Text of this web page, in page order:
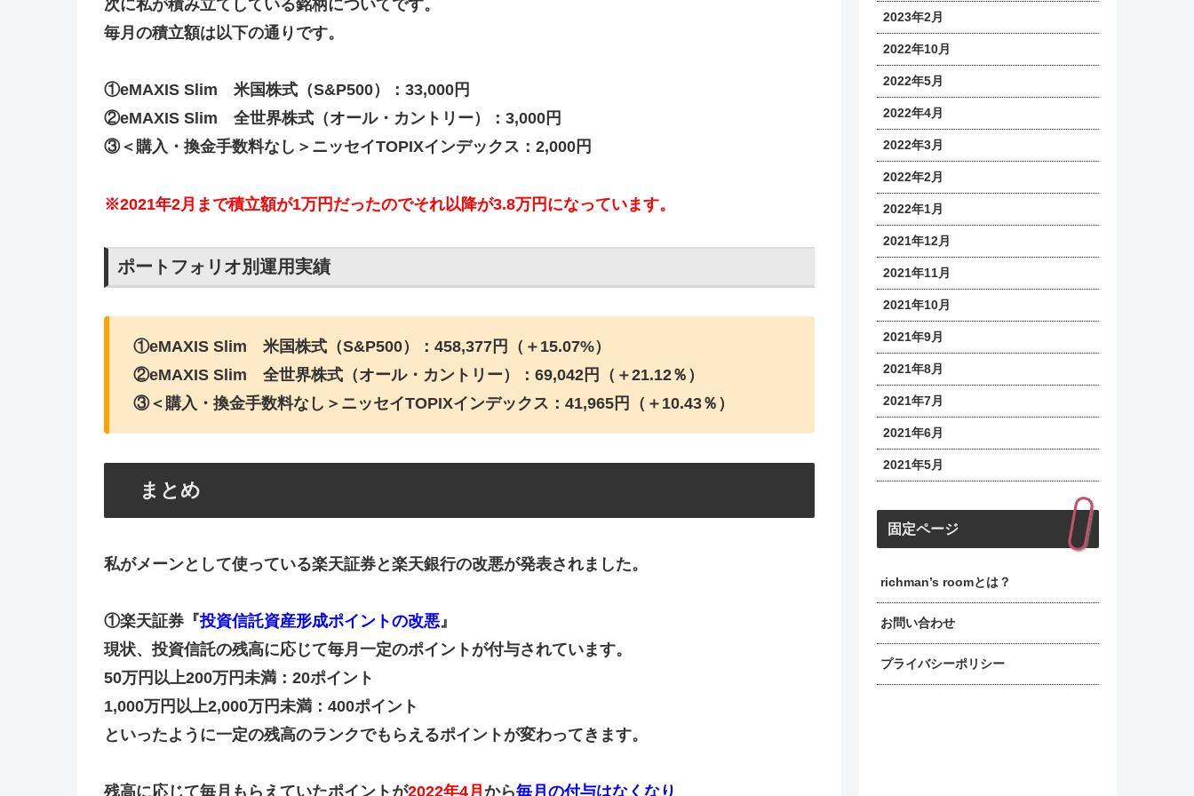
次に私が積み立てしている銘柄についてです。
毎月の積立額は以下の通りです。
①eMAXIS Slim 米国株式（S&P500）： 33,000円
②eMAXIS Slim 全世界株式（オール・カントリー）： 3,000円
③＜購入・換金手数料なし＞ニッセイTOPIXインデックス： 2,000円
※2021年2月まで積立額が1万円だったのでそれ以降が3.8万円になっています。
ポートフォリオ別運用実績
①eMAXIS Slim 米国株式（S&P500）：458,377円（＋15.07%）
②eMAXIS Slim 全世界株式（オール・カントリー）：69,042円（＋21.12％）
③＜購入・換金手数料なし＞ニッセイTOPIXインデックス：41,965円（＋10.43％）
まとめ
私がメーンとして使っている楽天証券と楽天銀行の改悪が発表されました。
①楽天証券『投資信託資産形成ポイントの改悪』
現状、投資信託の残高に応じて毎月一定のポイントが付与されています。
50万円以上200万円未満：20ポイント
1,000万円以上2,000万円未満：400ポイント
といったように一定の残高のランクでもらえるポイントが変わってきます。
残高に応じて毎月もらえていたポイントが2022年4月 から毎月の付与はなくなり
2023年2月
2022年10月
2022年5月
2022年4月
2022年3月
2022年2月
2022年1月
2021年12月
2021年11月
2021年10月
2021年9月
2021年8月
2021年7月
2021年6月
2021年5月
固定ページ
richman’s roomとは？
お問い合わせ
プライバシーポリシー